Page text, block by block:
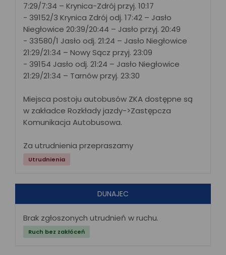
7:29/7:34 – Krynica-Zdrój przyj. 10:17
- 39152/3 Krynica Zdrój odj. 17:42 – Jasło
Niegłowice 20:39/20:44 – Jasło przyj. 20:49
- 33580/1 Jasło odj. 21:24 – Jasło Niegłowice
21:29/21:34 – Nowy Sącz przyj. 23:09
- 39154 Jasło odj. 21:24 – Jasło Niegłowice
21:29/21:34 – Tarnów przyj. 23:30
Miejsca postoju autobusów ZKA dostępne są
w zakładce Rozkłady jazdy->Zastępcza
Komunikacja Autobusowa.
Za utrudnienia przepraszamy
Utrudnienia
DUNAJEC
Brak zgłoszonych utrudnień w ruchu.
Ruch bez zakłóceń